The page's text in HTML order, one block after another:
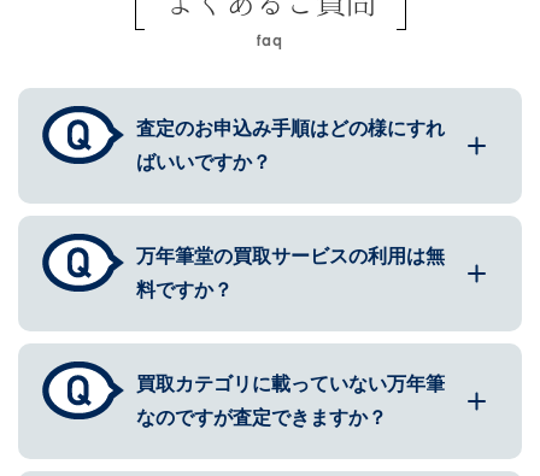
faq
査定のお申込み手順はどの様にすれ
ばいいですか？
万年筆堂の買取サービスの利用は無
料ですか？
買取カテゴリに載っていない万年筆
なのですが査定できますか？